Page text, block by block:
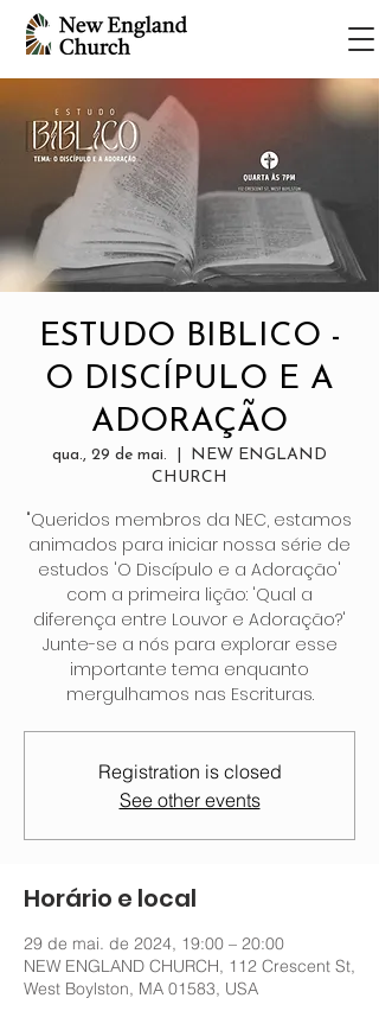
ESTUDO BIBLICO -
O DISCÍPULO E A
ADORAÇÃO
qua., 29 de mai.
NEW ENGLAND
CHURCH
"Queridos membros da NEC, estamos
animados para iniciar nossa série de
estudos 'O Discípulo e a Adoração'
com a primeira lição: 'Qual a
diferença entre Louvor e Adoração?'
Junte-se a nós para explorar esse
importante tema enquanto
mergulhamos nas Escrituras.
Registration is closed
See other events
Horário e local
29 de mai. de 2024, 19:00 – 20:00
NEW ENGLAND CHURCH, 112 Crescent St,
West Boylston, MA 01583, USA